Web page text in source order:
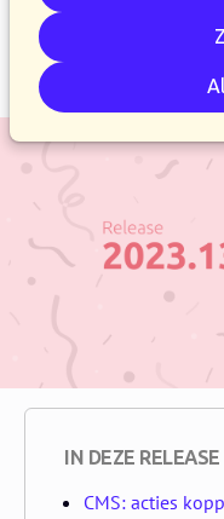
E-mail
IN DEZE RELEASE
CMS: acties